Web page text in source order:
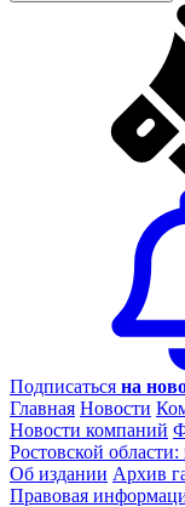
Подписаться на
Главная Новости
Новости компаний
Ростовской
Об издании Архив
Правовая